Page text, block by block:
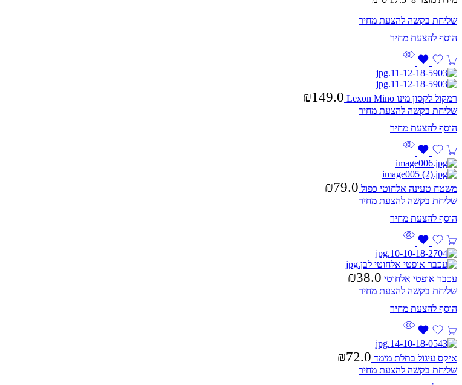
שליחת בקשה להצעת מחיר
רמקול לקסון מינו Lexon Mino ₪149.0
שליחת בקשה להצעת מחיר
משטח טעינה אלחוטי כפול ₪79.0
שליחת בקשה להצעת מחיר
עכבר אופטי אלחוטי ₪38.0
שליחת בקשה להצעת מחיר
איקס עיגול בתלת מימד ₪72.0
שליחת בקשה להצעת מחיר